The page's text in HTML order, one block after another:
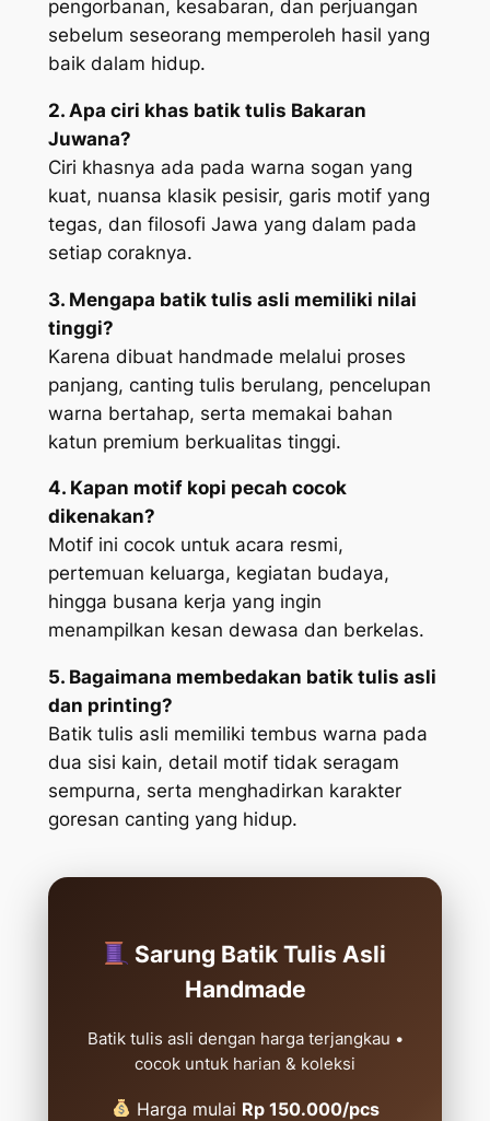
pengorbanan, kesabaran, dan perjuangan
sebelum seseorang memperoleh hasil yang
baik dalam hidup.
2. Apa ciri khas batik tulis Bakaran
Juwana?
Ciri khasnya ada pada warna sogan yang
kuat, nuansa klasik pesisir, garis motif yang
tegas, dan filosofi Jawa yang dalam pada
setiap coraknya.
3. Mengapa batik tulis asli memiliki nilai
tinggi?
Karena dibuat handmade melalui proses
panjang, canting tulis berulang, pencelupan
warna bertahap, serta memakai bahan
katun premium berkualitas tinggi.
4. Kapan motif kopi pecah cocok
dikenakan?
Motif ini cocok untuk acara resmi,
pertemuan keluarga, kegiatan budaya,
hingga busana kerja yang ingin
menampilkan kesan dewasa dan berkelas.
5. Bagaimana membedakan batik tulis asli
dan printing?
Batik tulis asli memiliki tembus warna pada
dua sisi kain, detail motif tidak seragam
sempurna, serta menghadirkan karakter
goresan canting yang hidup.
Sarung Batik Tulis Asli
Handmade
Batik tulis asli dengan harga terjangkau •
cocok untuk harian & koleksi
Harga mulai Rp 150.000/pcs